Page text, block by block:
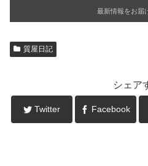
最新情報をお届
質屋日記
シェア
Twitter Facebook